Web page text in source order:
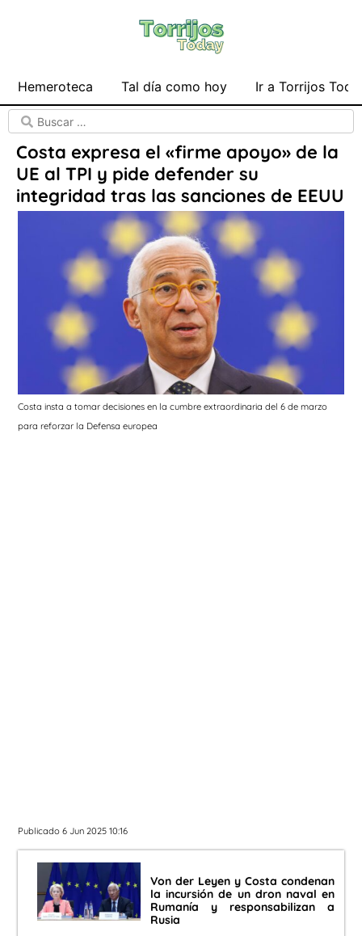
Hemeroteca Tal día como hoy Ir a Torrijos
Costa expresa el «firme apoyo» de la
UE al TPI y pide defender su
integridad tras las sanciones de EEUU
Costa insta a tomar decisiones en la cumbre extraordinaria del 6 de marzo
para reforzar la Defensa europea
Publicado 6 Jun 2025 10:16
Von der Leyen y Costa condenan
la incursión de un dron naval en
Rumanía y responsabilizan a
Rusia